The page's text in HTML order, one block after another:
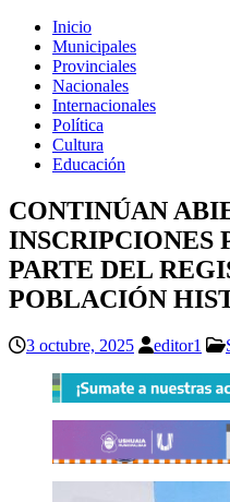
Inicio
Municipales
Provinciales
Nacionales
Internacionales
Política
Cultura
Educación
CONTINÚAN
INSCRIPCIONES
PARTE DEL
POBLACIÓN
3 octubre, 2025 editor1